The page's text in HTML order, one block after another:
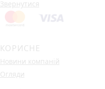
Звернутися
КОРИСНЕ
Новини компаній
Огляди